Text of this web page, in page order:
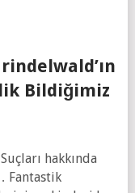
Bildiğimiz
hakkında
Fantastik